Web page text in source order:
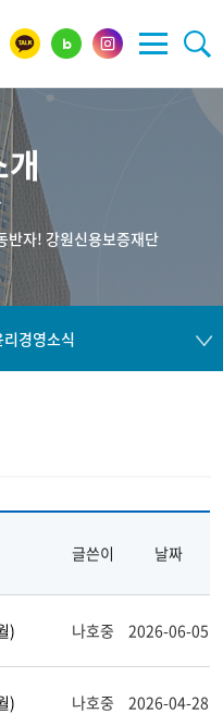
반자! 강원신용보증재단
리경영소식
글쓴이 날짜
) 나호중 2026-06-05
) 나호중 2026-04-28